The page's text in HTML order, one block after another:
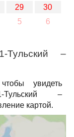
29
30
5 6
Тульский –
увидеть
Тульский –
картой.